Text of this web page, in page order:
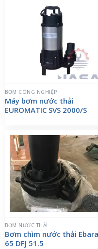
BƠM CÔNG NGHIỆP
Máy bơm nước thải
EUROMATIC SVS 2000/S
BƠM NƯỚC THẢI
Bơm chìm nước thải Ebara
65 DFJ 51.5